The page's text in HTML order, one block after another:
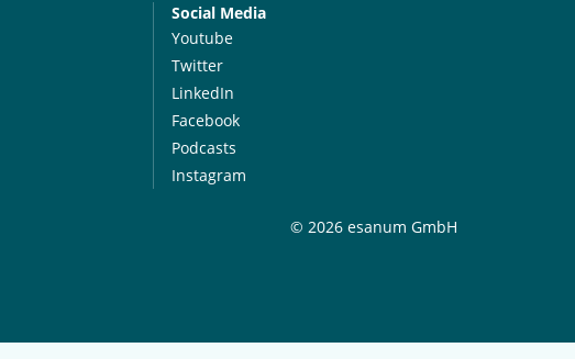
Social Media
Youtube
Twitter
LinkedIn
Facebook
Podcasts
Instagram
© 2026 esanum GmbH